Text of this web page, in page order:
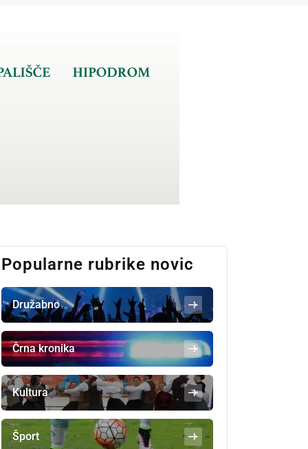
Popularne rubrike novic
Družabno
Črna kronika
Kultura
Šport